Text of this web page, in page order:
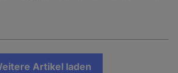
Artikel laden